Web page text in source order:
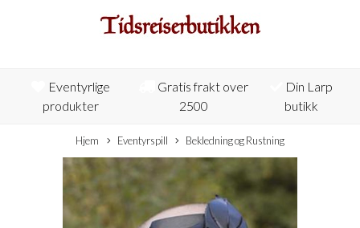
Eventyrlige
produkter
Gratis frakt over
2500
Din Larp
butikk
Hjem Eventyrspill Bekledning og Rustning